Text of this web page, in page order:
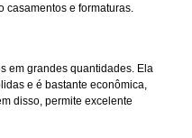
casamentos e formaturas.
em grandes quantidades. Ela
e é bastante econômica,
disso, permite excelente